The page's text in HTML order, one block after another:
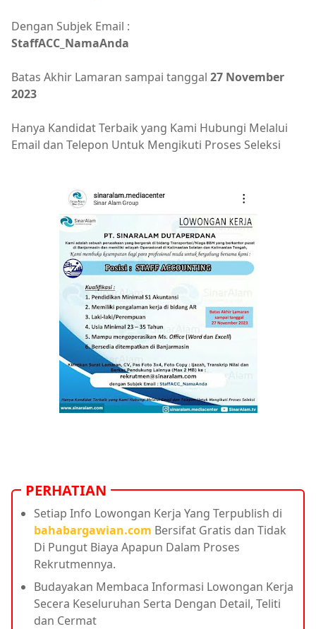
Dengan Subjek Email :
StaffACC_NamaAnda
Batas Akhir Lamaran sampai tanggal 27 November
2023
Hanya Kandidat Terbaik yang Kami Hubungi Melalui
Email dan Telepon Untuk Mengikuti Proses Seleksi
PERHATIAN
Setiap Info Lowongan Kerja Yang Terpublish di
bahabargawian.com Bersifat Gratis dan Tidak
Di Pungut Biaya Apapun Dalam Proses
Rekrutmennya.
Budayakan Membaca Informasi Lowongan Kerja
Secera Keseluruhan Serta Dengan Detail, Teliti
dan Cermat